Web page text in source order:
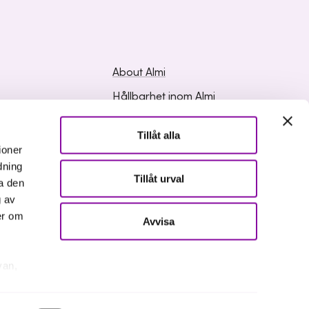
den
av
om
Tillåt alla
Tillåt urval
Avvisa
About Almi
Hållbarhet inom Almi
Organisation
Media and press